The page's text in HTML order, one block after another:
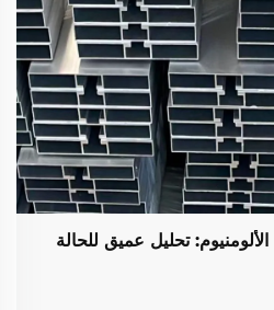
تحليل عميق للحالة